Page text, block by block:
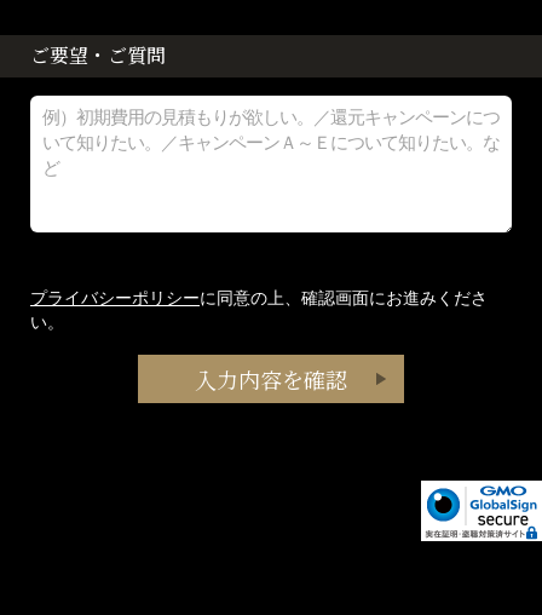
ご要望・ご質問
プライバシーポリシーに同意の上、確認画面にお進みくださ
い。